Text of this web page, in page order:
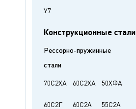
У7
Конструкционные стали
Рессорно-пружинные
стали
70С2ХА 60С2ХА 50ХФА
60С2Г 60С2А 55С2А